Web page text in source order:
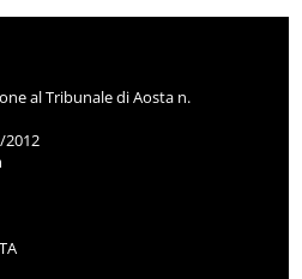
al Tribunale di Aosta n.
2012